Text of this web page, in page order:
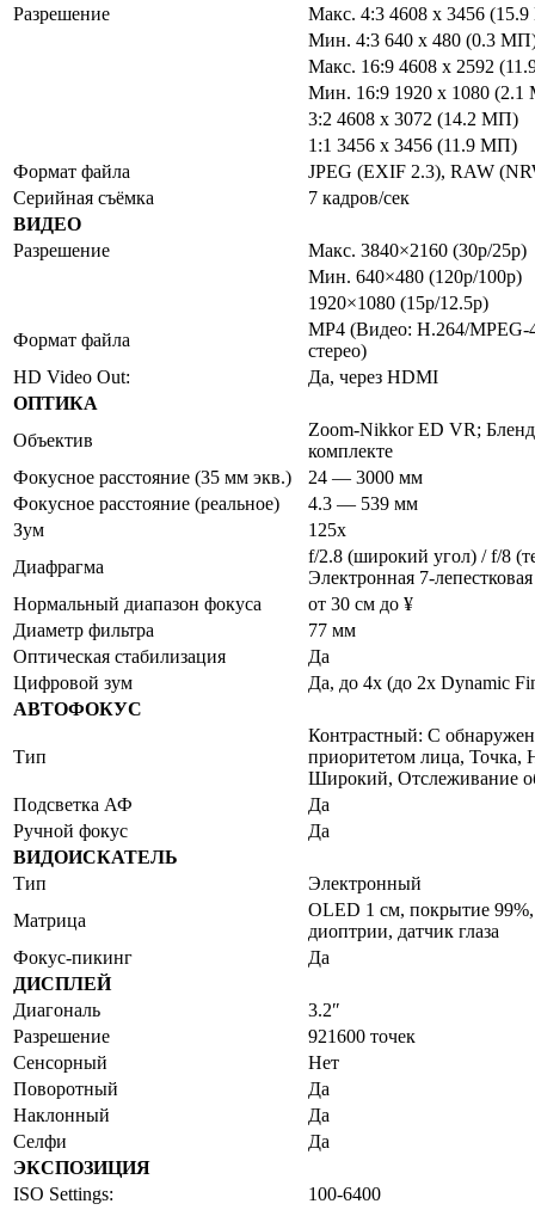
Разрешение
Макс. 4:3 4608 x 3456
Мин. 4:3 640 x 480 (0.3
Макс. 16:9 4608 x 2592
Мин. 16:9 1920 x 1080
3:2 4608 x 3072 (14.2 МП)
1:1 3456 x 3456 (11.9 МП)
Формат файла
JPEG (EXIF 2.3), RAW
Серийная съёмка
7 кадров/сек
ВИДЕО
Разрешение
Макс. 3840×2160 (30p/25p)
Мин. 640×480 (120p/100p)
1920×1080 (15p/12.5p)
Формат файла
MP4 (Видео: H.264/
стерео)
HD Video Out:
Да, через HDMI
ОПТИКА
Объектив
Zoom-Nikkor ED VR;
комплекте
Фокусное расстояние (35 мм экв.)
24 — 3000 мм
Фокусное расстояние (реальное)
4.3 — 539 мм
Зум
125x
Диафрагма
f/2.8 (широкий угол) / f/8
Электронная 7-лепестковая
Нормальный диапазон фокуса
от 30 см до ¥
Диаметр фильтра
77 мм
Оптическая стабилизация
Да
Цифровой зум
Да, до 4х (до 2х Dynamic
АВТОФОКУС
Тип
Контрастный: С
приоритетом лица, Точка,
Широкий, Отслеживание
Подсветка АФ
Да
Ручной фокус
Да
ВИДОИСКАТЕЛЬ
Тип
Электронный
Матрица
OLED 1 см, покрытие 99%,
диоптрии, датчик глаза
Фокус-пикинг
Да
ДИСПЛЕЙ
Диагональ
3.2″
Разрешение
921600 точек
Сенсорный
Нет
Поворотный
Да
Наклонный
Да
Селфи
Да
ЭКСПОЗИЦИЯ
ISO Settings:
100-6400